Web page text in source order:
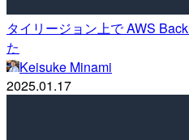
タイリージョン上で AWS
た
Keisuke Minami
2025.01.17